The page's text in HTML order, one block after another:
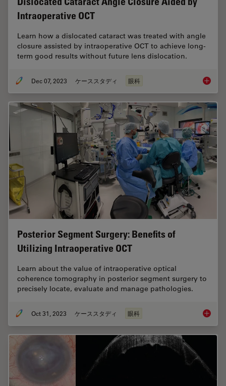
Intraoperative OCT
Learn how a dislocated cataract was treated with angle
closure assisted by intraoperative OCT to achieve long-
term good results without future lens dislocation.
Dec 07, 2023 ケーススタディ 眼科
Posterior Segment Surgery: Benefits of
Utilizing Intraoperative OCT
Learn about the value of intraoperative optical
coherence tomography in posterior segment surgery to
precisely locate, evaluate and manage pathologies.
Oct 31, 2023 ケーススタディ 眼科